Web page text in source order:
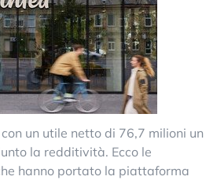
un utile netto di 76,7 milioni un
la redditività. Ecco le
hanno portato la piattaforma